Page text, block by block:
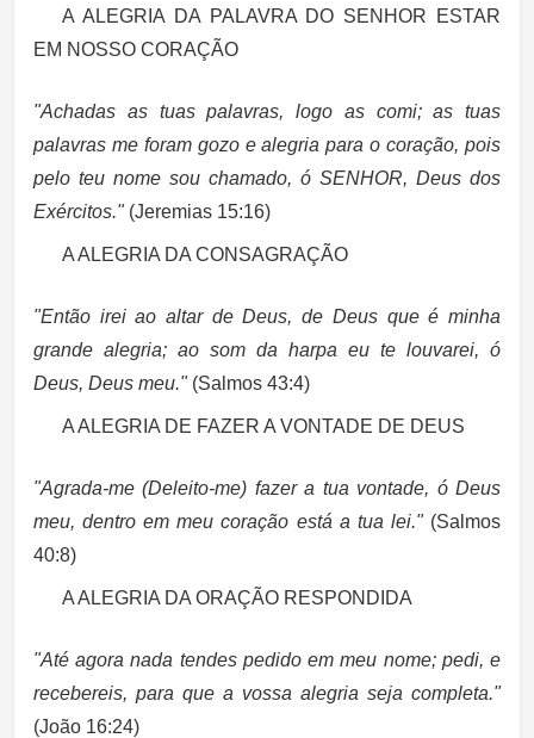
A ALEGRIA DA PALAVRA DO SENHOR ESTAR
EM NOSSO CORAÇÃO
"Achadas as tuas palavras, logo as comi; as tuas
palavras me foram gozo e alegria para o coração, pois
pelo teu nome sou chamado, ó SENHOR, Deus dos
Exércitos."(Jeremias 15:16)
A ALEGRIA DA CONSAGRAÇÃO
"Então irei ao altar de Deus, de Deus que é minha
grande alegria; ao som da harpa eu te louvarei, ó
Deus, Deus meu."(Salmos 43:4)
A ALEGRIA DE FAZER A VONTADE DE DEUS
"Agrada-me (Deleito-me) fazer a tua vontade, ó Deus
meu, dentro em meu coração está a tua lei." (Salmos
40:8)
A ALEGRIA DA ORAÇÃO RESPONDIDA
"Até agora nada tendes pedido em meu nome; pedi, e
recebereis, para que a vossa alegria seja completa."
(João 16:24)